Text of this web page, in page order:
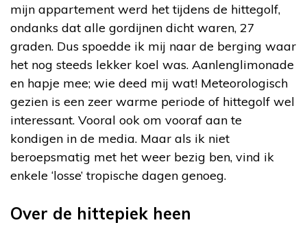
mijn appartement werd het tijdens de hittegolf,
ondanks dat alle gordijnen dicht waren, 27
graden. Dus spoedde ik mij naar de berging waar
het nog steeds lekker koel was. Aanlenglimonade
en hapje mee; wie deed mij wat! Meteorologisch
gezien is een zeer warme periode of hittegolf wel
interessant. Vooral ook om vooraf aan te
kondigen in de media. Maar als ik niet
beroepsmatig met het weer bezig ben, vind ik
enkele ‘losse’ tropische dagen genoeg.
Over de hittepiek heen